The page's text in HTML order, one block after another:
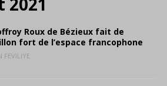
Roux de Bézieux fait de
fort de l’espace francophone
FEVILIYE